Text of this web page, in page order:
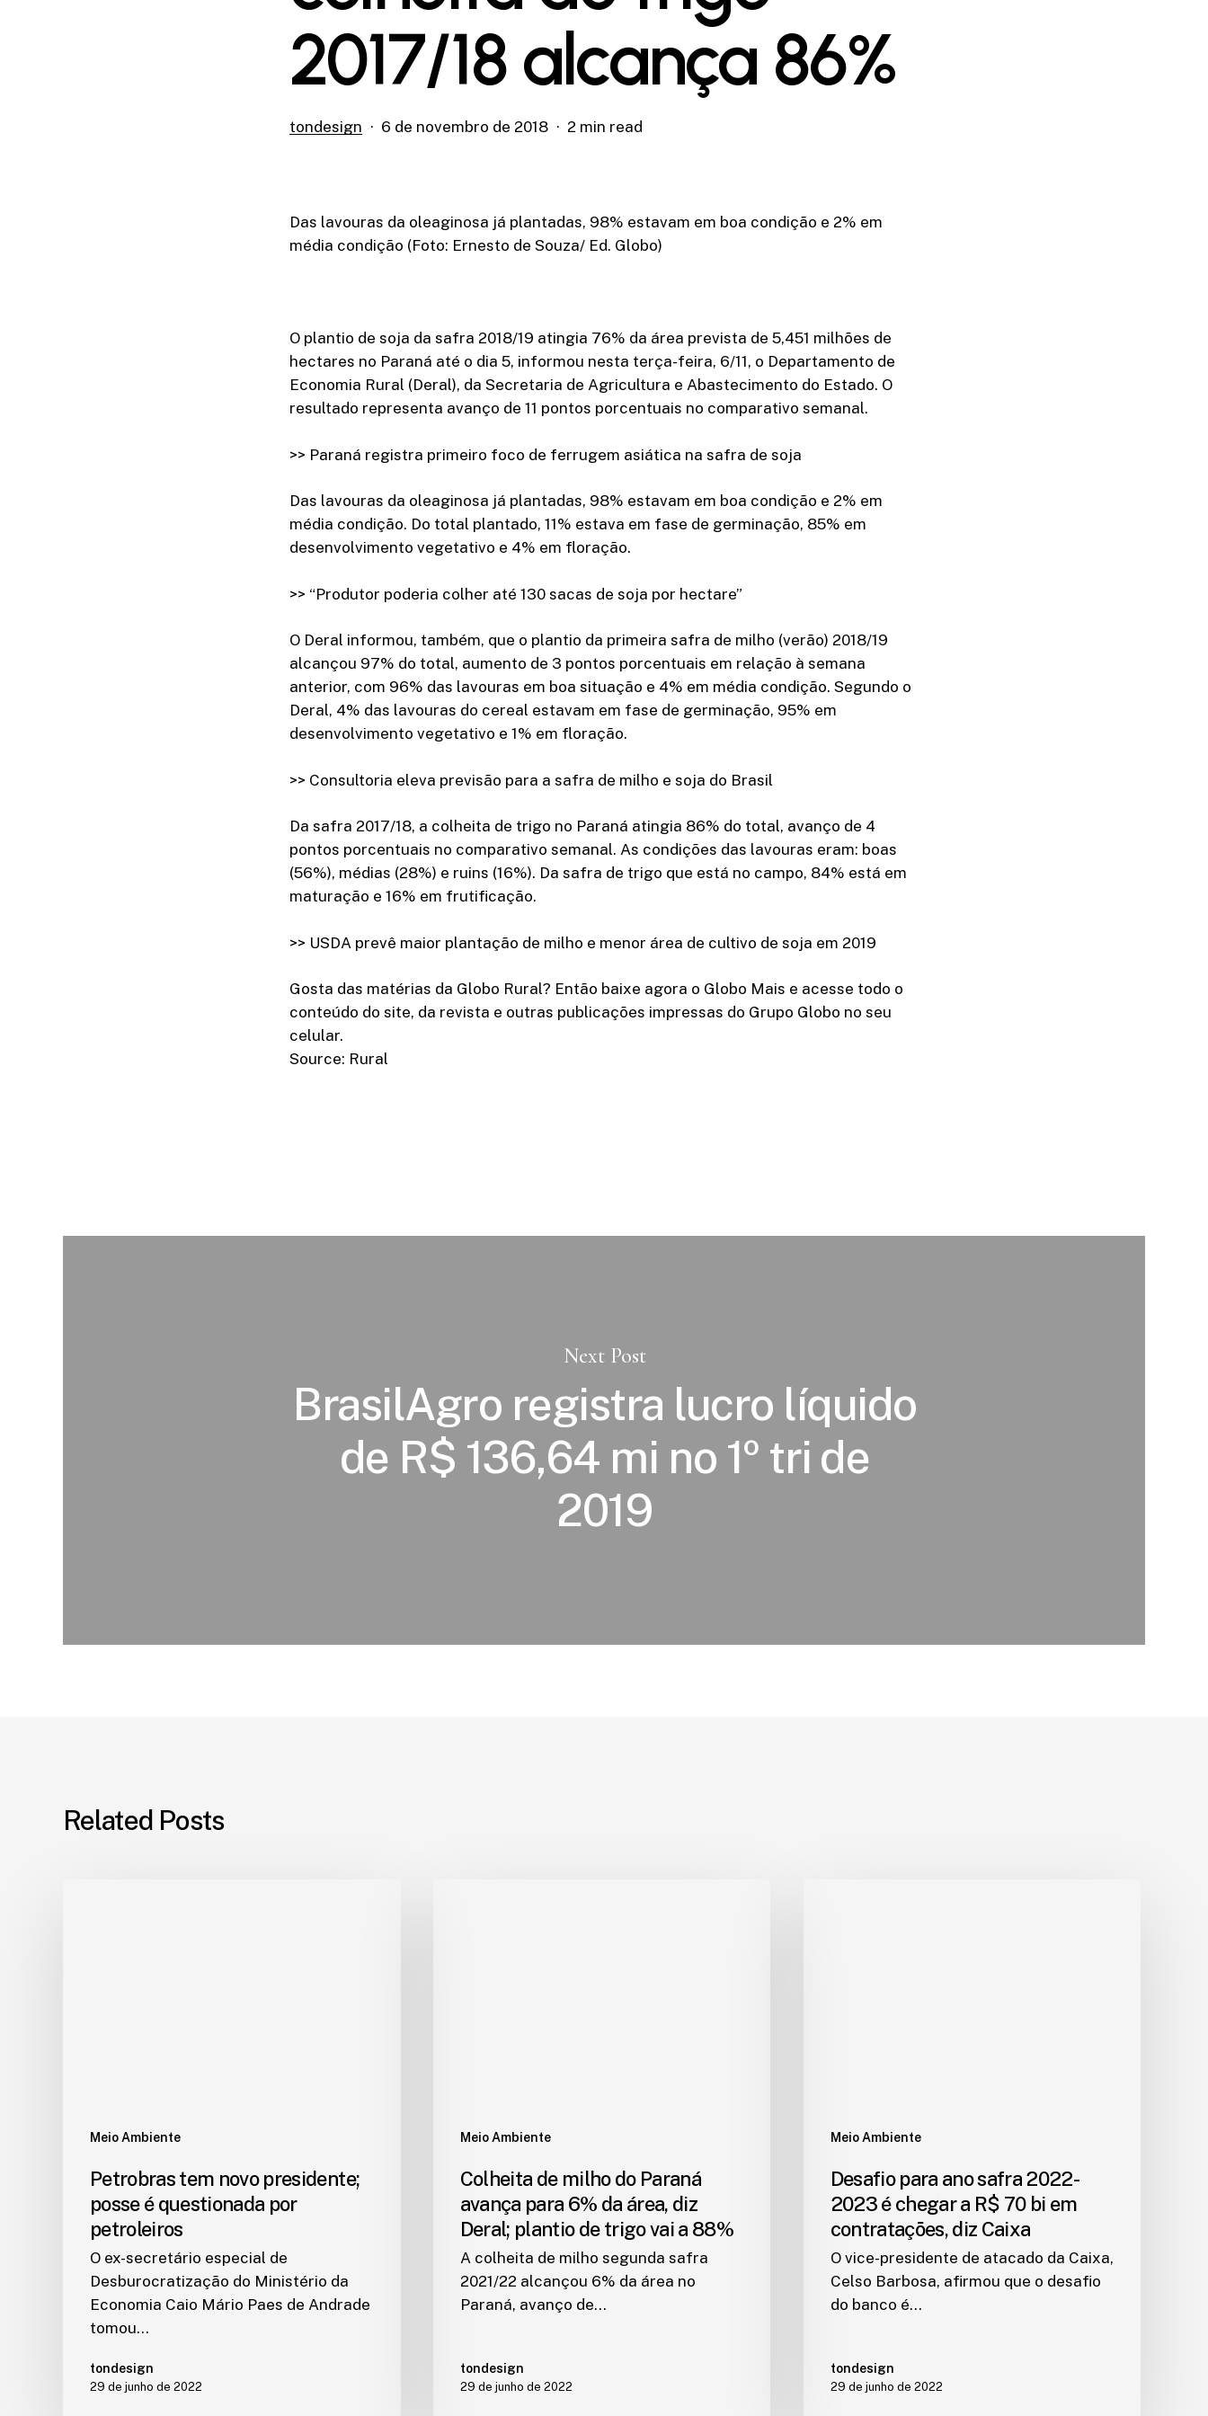
2017/18 alcança 86%
tondesign 6 de novembro de 2018 2 min read
Das lavouras da oleaginosa já plantadas, 98% estavam em boa condição e 2% em
média condição (Foto: Ernesto de Souza/ Ed. Globo)
O plantio de soja da safra 2018/19 atingia 76% da área prevista de 5,451 milhões de
hectares no Paraná até o dia 5, informou nesta terça-feira, 6/11, o Departamento de
Economia Rural (Deral), da Secretaria de Agricultura e Abastecimento do Estado. O
resultado representa avanço de 11 pontos porcentuais no comparativo semanal.
>> Paraná registra primeiro foco de ferrugem asiática na safra de soja
Das lavouras da oleaginosa já plantadas, 98% estavam em boa condição e 2% em
média condição. Do total plantado, 11% estava em fase de germinação, 85% em
desenvolvimento vegetativo e 4% em floração.
>> “Produtor poderia colher até 130 sacas de soja por hectare”
O Deral informou, também, que o plantio da primeira safra de milho (verão) 2018/19
alcançou 97% do total, aumento de 3 pontos porcentuais em relação à semana
anterior, com 96% das lavouras em boa situação e 4% em média condição. Segundo o
Deral, 4% das lavouras do cereal estavam em fase de germinação, 95% em
desenvolvimento vegetativo e 1% em floração.
>> Consultoria eleva previsão para a safra de milho e soja do Brasil
Da safra 2017/18, a colheita de trigo no Paraná atingia 86% do total, avanço de 4
pontos porcentuais no comparativo semanal. As condições das lavouras eram: boas
(56%), médias (28%) e ruins (16%). Da safra de trigo que está no campo, 84% está em
maturação e 16% em frutificação.
>> USDA prevê maior plantação de milho e menor área de cultivo de soja em 2019
Gosta das matérias da Globo Rural? Então baixe agora o Globo Mais e acesse todo o
conteúdo do site, da revista e outras publicações impressas do Grupo Globo no seu
celular.
Source: Rural
Next Post
BrasilAgro registra lucro líquido
de R$ 136,64 mi no 1º tri de
2019
Related Posts
Meio Ambiente
Petrobras tem novo presidente;
posse é questionada por
petroleiros
O ex-secretário especial de
Desburocratização do Ministério da
Economia Caio Mário Paes de Andrade
tomou…
tondesign
29 de junho de 2022
Meio Ambiente
Colheita de milho do Paraná
avança para 6% da área, diz
Deral; plantio de trigo vai a 88%
A colheita de milho segunda safra
2021/22 alcançou 6% da área no
Paraná, avanço de…
tondesign
29 de junho de 2022
Meio Ambiente
Desafio para ano safra 2022-
2023 é chegar a R$ 70 bi em
contratações, diz Caixa
O vice-presidente de atacado da Caixa,
Celso Barbosa, afirmou que o desafio
do banco é…
tondesign
29 de junho de 2022